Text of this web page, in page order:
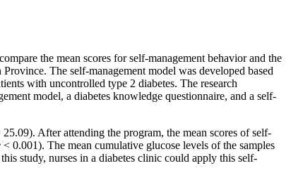
the mean scores for self-management behavior and the
The self-management model was developed based
with uncontrolled type 2 diabetes. The research
model, a diabetes knowledge questionnaire, and a self-
After attending the program, the mean scores of self-
< 0.001). The mean cumulative glucose levels of the samples
study, nurses in a diabetes clinic could apply this self-